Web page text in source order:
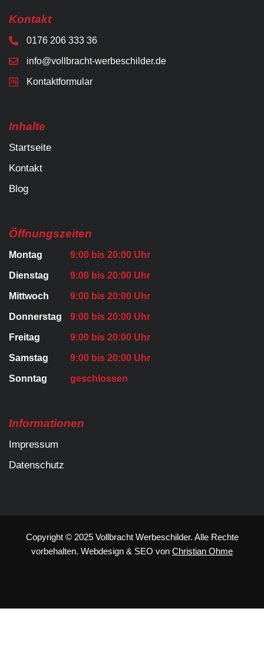
Kontakt
0176 206 333 36
info@vollbracht-werbeschilder.de
Kontaktformular
Inhalte
Startseite
Kontakt
Blog
Öffnungszeiten
Montag 9:00 bis 20:00 Uhr
Dienstag 9:00 bis 20:00 Uhr
Mittwoch 9:00 bis 20:00 Uhr
Donnerstag 9:00 bis 20:00 Uhr
Freitag 9:00 bis 20:00 Uhr
Samstag 9:00 bis 20:00 Uhr
Sonntag geschlossen
Informationen
Impressum
Datenschutz
Copyright © 2025 Vollbracht Werbeschilder. Alle Rechte
vorbehalten. Webdesign & SEO von Christian Ohme